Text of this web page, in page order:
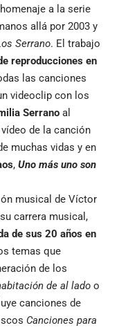
a la serie
allá por 2003 y
Serrano. El trabajo
reproducciones en
las canciones
videoclip con los
Serrano al
de la canción
muchas vidas y en
, Uno más uno son
musical de Víctor
carrera musical,
de sus 20 años en
temas que
de los
de al lado o
canciones de
Canciones para